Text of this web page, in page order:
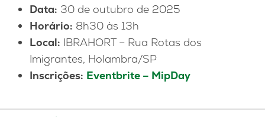
Data: 30 de outubro de 2025
Horário: 8h30 às 13h
Local: IBRAHORT – Rua Rotas dos
Imigrantes, Holambra/SP
Inscrições: Eventbrite – MipDay